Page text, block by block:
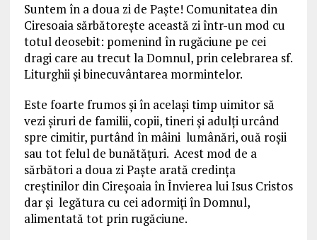
Suntem în a doua zi de Paște! Comunitatea din
Ciresoaia sărbătorește această zi într-un mod cu
totul deosebit: pomenind în rugăciune pe cei
dragi care au trecut la Domnul, prin celebrarea sf.
Liturghii și binecuvântarea mormintelor.
Este foarte frumos și în același timp uimitor să
vezi șiruri de familii, copii, tineri și adulți urcând
spre cimitir, purtând în mâini lumânări, ouă roșii
sau tot felul de bunătățuri. Acest mod de a
sărbători a doua zi Paște arată credința
creștinilor din Cireșoaia în Învierea lui Isus Cristos
dar și legătura cu cei adormiți în Domnul,
alimentată tot prin rugăciune.